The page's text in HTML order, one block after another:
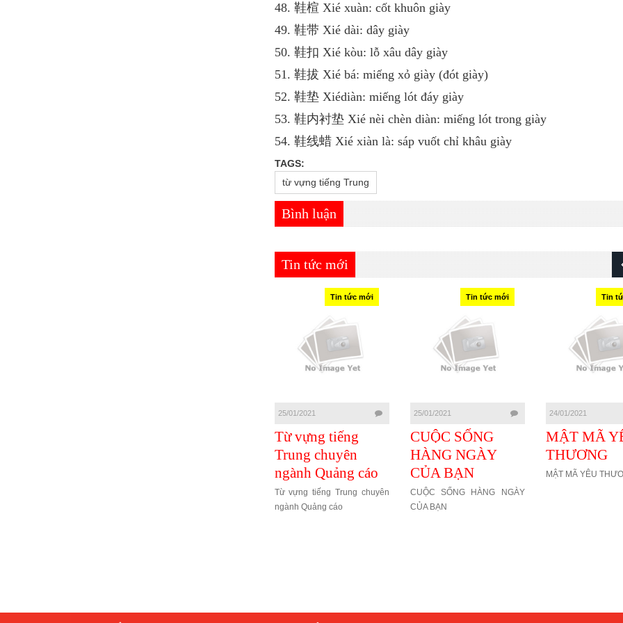
48. 鞋楦 Xié xuàn: cốt khuôn giày
49. 鞋带 Xié dài: dây giày
50. 鞋扣 Xié kòu: lỗ xâu dây giày
51. 鞋拔 Xié bá: miếng xỏ giày (đót giày)
52. 鞋垫 Xiédiàn: miếng lót đáy giày
53. 鞋内衬垫 Xié nèi chèn diàn: miếng lót trong giày
54. 鞋线蜡 Xié xiàn là: sáp vuốt chỉ khâu giày
TAGS:
từ vựng tiếng Trung
Bình luận
Tin tức mới
Tin tức mới
25/01/2021
Từ vựng tiếng
Trung chuyên
ngành Quảng cáo
Từ vựng tiếng Trung chuyên
ngành Quảng cáo
Tin tức mới
25/01/2021
CUỘC SỐNG
HÀNG NGÀY
CỦA BẠN
CUỘC SỐNG HÀNG NGÀY
CỦA BẠN
Tin
24/01/2021
MẬT MÃ
THƯƠNG
MẬT MÃ YÊU